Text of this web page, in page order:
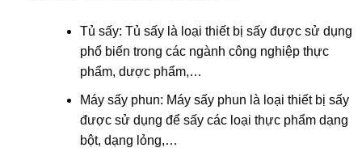
Tủ sấy: Tủ sấy là loại thiết bị sấy được sử dụng
phổ biến trong các ngành công nghiệp thực
phẩm, dược phẩm,…
Máy sấy phun: Máy sấy phun là loại thiết bị sấy
được sử dụng để sấy các loại thực phẩm dạng
bột, dạng lỏng,…